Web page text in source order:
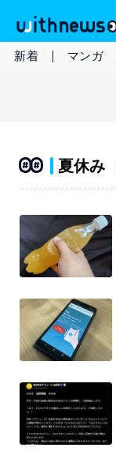
新着 マンガ
夏休み